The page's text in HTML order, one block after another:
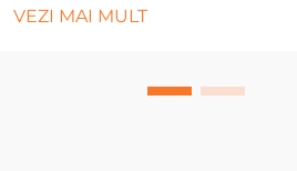
VEZI MAI MULT